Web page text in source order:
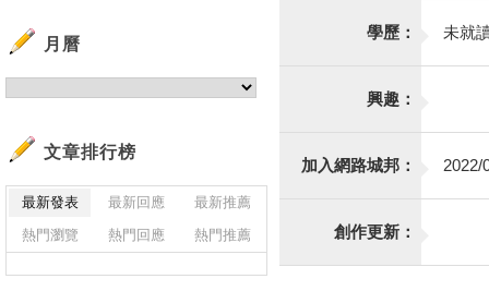
學歷： 未就
興趣：
加入網路城邦： 2022/
創作更新：
月曆
文章排行榜
最新發表 最新回應
最新推薦
熱門瀏覽
熱門回應 熱門推薦